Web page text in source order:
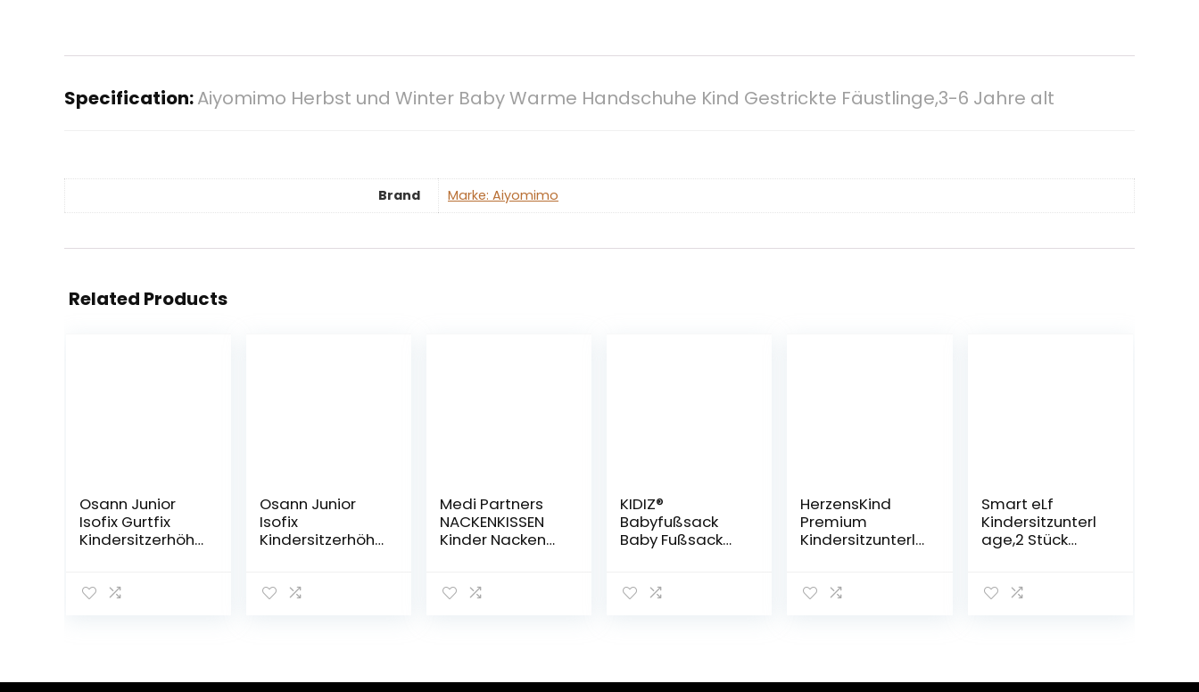
Specification:Aiyomimo Herbst und Winter Baby Warme Handschuhe Kind Gestrickte Fäustlinge,3-6 Jahre alt
Brand Marke: Aiyomimo
Related Products
Osann Junior
Isofix Gurtfix
Kindersitzerhöhu
Black
Osann Junior
Isofix
Kindersitzerhöhu
Shadow
Medi Partners
NACKENKISSEN
Kinder Nacken
Baumwolle/Mink
autofahrt reisen
KIDIZ®
Babyfußsack
Baby Fußsack
Reißverschluss
verschließbarer
HerzensKind
Premium
Kindersitzunterl
Autositze,
geeigneter
Smart eLf
Kindersitzunterl
age,2 Stück
Geeignet, mit
Baby und